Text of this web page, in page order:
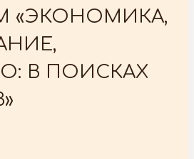
«ЭКОНОМИКА,
В ПОИСКАХ